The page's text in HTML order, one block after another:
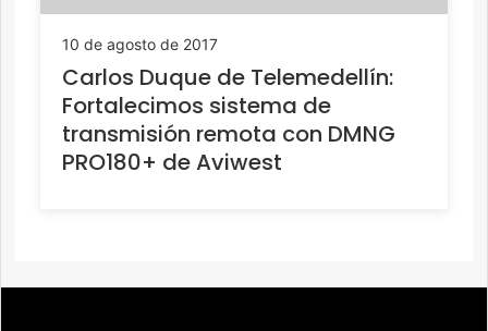
10 de agosto de 2017
Carlos Duque de Telemedellín:
Fortalecimos sistema de
transmisión remota con DMNG
PRO180+ de Aviwest